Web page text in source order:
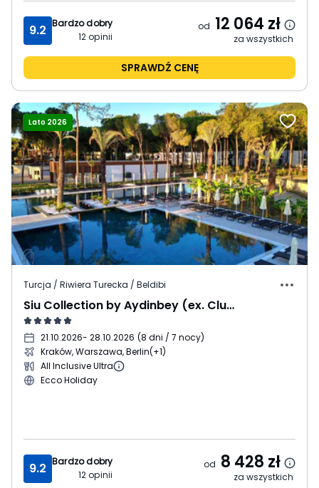
9.2 Bardzo dobry
12opinii
od 12 064 zł
za wszystkich
SPRAWDŹ CENĘ
Lato 2026
Turcja / Riwiera Turecka / Beldibi
Siu Collection by Aydinbey (ex. Club Zigana)
21.10.2026- 28.10.2026 (8 dni / 7 nocy)
Kraków, Warszawa, Berlin(+1)
All Inclusive Ultra
Ecco Holiday
9.2 Bardzo dobry
12opinii
od 8 428 zł
za wszystkich